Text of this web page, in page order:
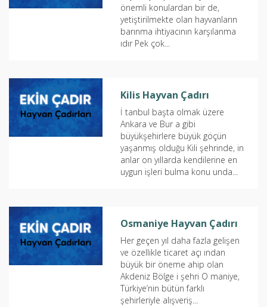
önemli konulardan bir de,
yetiştirilmekte olan hayvanların
barınma ihtiyacının karşılanma
ıdır Pek çok...
Kilis Hayvan Çadırı
İ tanbul başta olmak üzere
Ankara ve Bur a gibi
büyükşehirlere büyük göçün
yaşanmış olduğu Kili şehrinde, in
anlar on yıllarda kendilerine en
uygun işleri bulma konu unda...
Osmaniye Hayvan Çadırı
Her geçen yıl daha fazla gelişen
ve özellikle ticaret açı ından
büyük bir öneme ahip olan
Akdeniz Bölge i şehri O maniye,
Türkiye’nin bütün farklı
şehirleriyle alışveriş...